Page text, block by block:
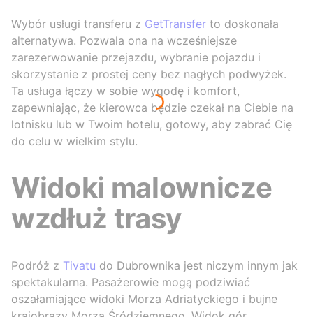
Wybór usługi transferu z GetTransfer to doskonała
alternatywa. Pozwala ona na wcześniejsze
zarezerwowanie przejazdu, wybranie pojazdu i
skorzystanie z prostej ceny bez nagłych podwyżek.
Ta usługa łączy w sobie wygodę i komfort,
zapewniając, że kierowca będzie czekał na Ciebie na
lotnisku lub w Twoim hotelu, gotowy, aby zabrać Cię
do celu w wielkim stylu.
Widoki malownicze
wzdłuż trasy
Podróż z Tivatu do Dubrownika jest niczym innym jak
spektakularna. Pasażerowie mogą podziwiać
oszałamiające widoki Morza Adriatyckiego i bujne